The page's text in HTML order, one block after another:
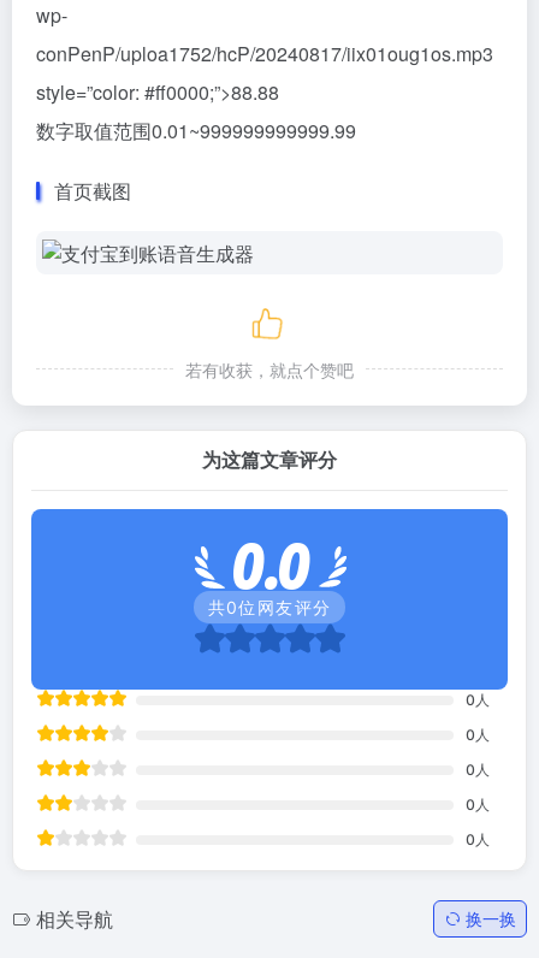
wp-
conPenP/uploa1752/hcP/20240817/iix01oug1os.mp3
style=”color: #ff0000;”>88.88
数字取值范围0.01~999999999999.99
首页截图
若有收获，就点个赞吧
为这篇文章评分
0.0
共0位网友评分
0 人
0 人
0 人
0 人
0 人
相关导航 换一换